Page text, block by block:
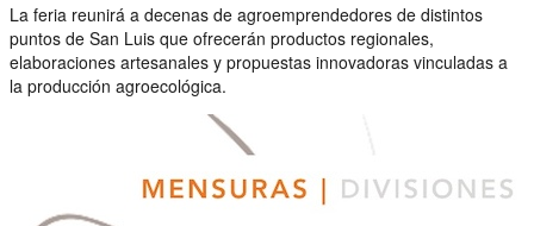
La feria reunirá a decenas de agroemprendedores de distintos
puntos de San Luis que ofrecerán productos regionales,
elaboraciones artesanales y propuestas innovadoras vinculadas a
la producción agroecológica.